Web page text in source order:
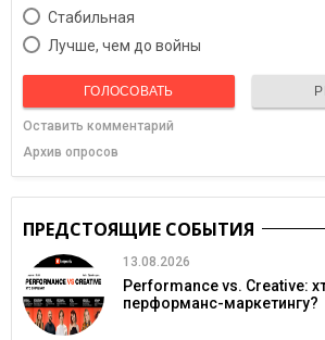
Cтабильная
Лучше, чем до войны
ГОЛОСОВАТЬ
Оставить комментарий
Архив опросов
ПРЕДСТОЯЩИЕ СОБЫТИЯ
13.08.2026
Performance vs. Creative:
перформанс-маркетингу?